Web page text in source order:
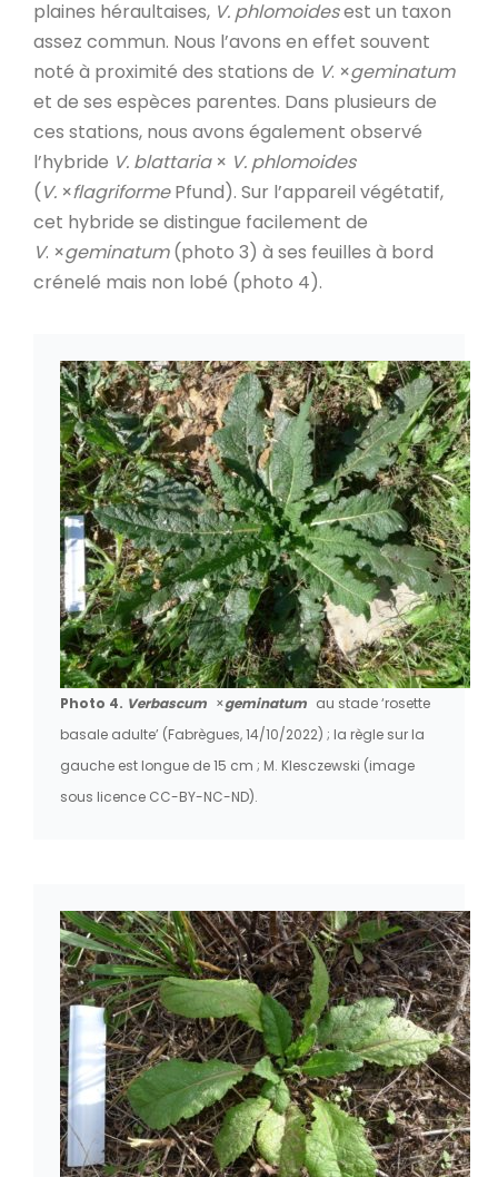
plaines héraultaises, V. phlomoidesest un taxon
assez commun. Nous l’avons en effet souvent
noté à proximité des stations de V. ×geminatum
et de ses espèces parentes. Dans plusieurs de
ces stations, nous avons également observé
l’hybride V. blattaria × V. phlomoides
(V. ×flagriformePfund). Sur l’appareil végétatif,
cet hybride se distingue facilement de
V. ×geminatum(photo 3) à ses feuilles à bord
crénelé mais non lobé (photo 4).
Photo 4. Verbascum ×geminatum au stade ‘rosette
basale adulte’ (Fabrègues, 14/10/2022) ; la règle sur la
gauche est longue de 15 cm ; M. Klesczewski (image
sous licence CC-BY-NC-ND).